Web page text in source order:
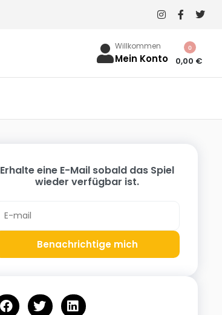
Willkommen
Mein Konto 0,00 €
0
Erhalte eine E-Mail sobald das Spiel
wieder verfügbar ist.
Benachrichtige mich